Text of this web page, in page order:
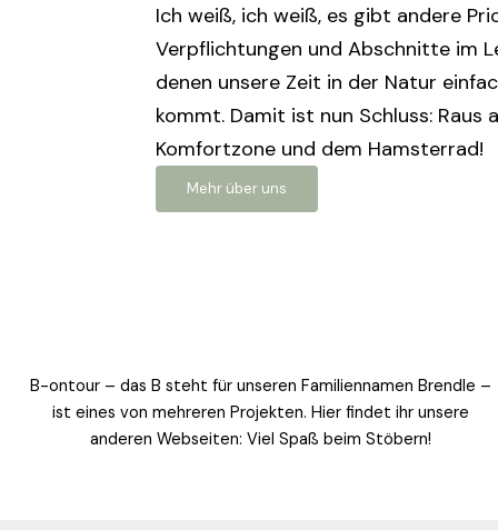
Ich weiß, ich weiß, es gibt andere
Verpflichtungen und Abschnitte im
denen unsere Zeit in der Natur
kommt. Damit ist nun Schluss: Raus
Komfortzone und dem Hamsterrad!
Mehr über uns
B-ontour – das B steht für unseren Familiennamen Brendle –
ist eines von mehreren Projekten. Hier findet ihr unsere
anderen Webseiten: Viel Spaß beim Stöbern!